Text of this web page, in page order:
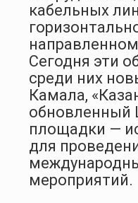
кабельных
Сегодня эти
среди них
Камала,
обновленный
площадки —
для
мероприятий.